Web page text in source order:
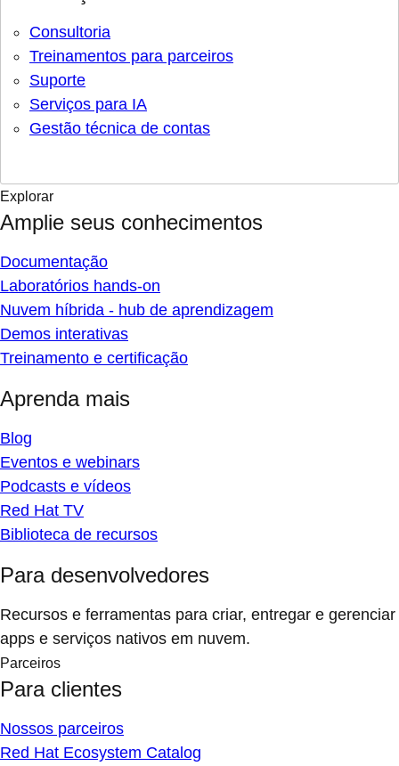
Consultoria
Treinamentos para parceiros
Suporte
Serviços para IA
Gestão técnica de contas
Explorar
Amplie seus conhecimentos
Documentação
Laboratórios hands-on
Nuvem híbrida - hub de aprendizagem
Demos interativas
Treinamento e certificação
Aprenda mais
Blog
Eventos e webinars
Podcasts e vídeos
Red Hat TV
Biblioteca de recursos
Para desenvolvedores
Recursos e ferramentas para criar, entregar e gerenciar
apps e serviços nativos em nuvem.
Parceiros
Para clientes
Nossos parceiros
Red Hat Ecosystem Catalog